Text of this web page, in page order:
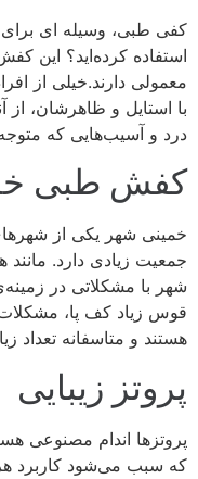
کفی طبی، وسیله ای
استفاده کرده‌اید؟ این
معمولی دارند.خیلی از
با استایل و ظاهرشان، از
درد و آسیب‌هایی که
کفش طبی
خمینی شهر یکی از
جمعیت زیادی دارد. مانند
شهر با مشکلاتی در
قوس زیاد کف پا،
هستند و متاسفانه تعداد
پروتز زیبایی
پروتزها اندام مصنوعی
که سبب می‌شود کاربرد